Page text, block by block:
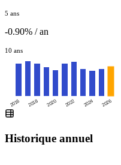
5 ans
-0.90% / an
10 ans
2016 2018 2020 2022 2024 2026
Historique annuel